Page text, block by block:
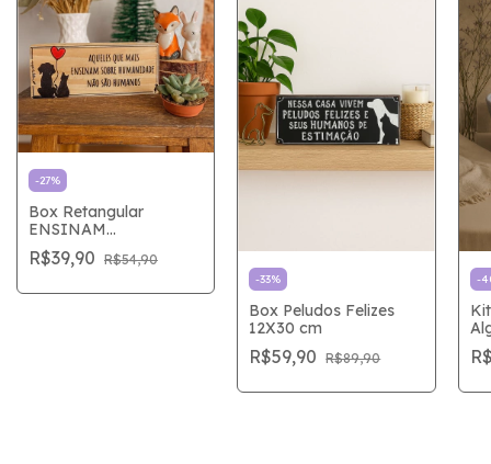
-27%
Box Retangular
ENSINAM
HUMANIDADE
6X15cm
R$39,90 R$54,90
-33%
Box Peludos Felizes
12X30 cm
R$59,90 R$89,90
-